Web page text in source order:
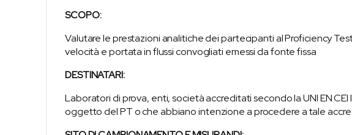
SCOPO:
Valutare le prestazioni analitiche dei partecipanti al Proficiency
velocità e portata in flussi convogliati emessi da fonte fissa
DESTINATARI:
Laboratori di prova, enti, società accreditati secondo la UNI EN CEI
oggetto del PT o che abbiano intenzione a procedere a tale